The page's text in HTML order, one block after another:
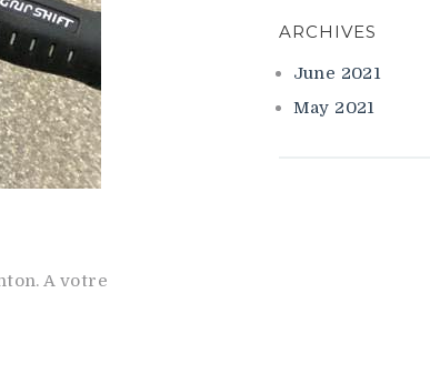
A votre
ARCHIVES
June 2021
May 2021